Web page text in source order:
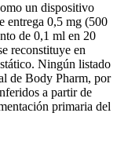
un dispositivo
entrega 0,5 mg (500
de 0,1 ml en 20
reconstituye en
Ningún listado
de Body Pharm, por
a partir de
primaria del